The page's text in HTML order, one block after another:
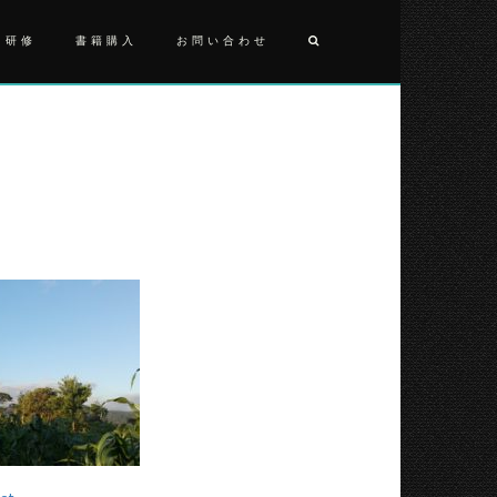
修 書籍購入 お問い合わせ
投
稿
ナ
ビ
ゲ
ー
シ
ョ
ン
TANZANIA